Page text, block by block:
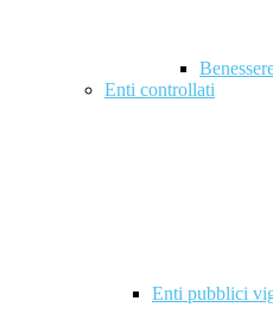
Enti controllati
Enti pubblici